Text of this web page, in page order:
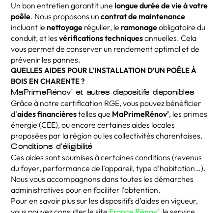
Un bon entretien garantit une longue durée de vie à votre
poêle. Nous proposons uncontrat de maintenance
incluant le nettoyage régulier, le ramonageobligatoire du
conduit, et lesvérifications techniquesannuelles. Cela
vous permet de conserver un rendement optimal et de
prévenir les pannes.
QUELLES AIDES POUR L’INSTALLATION D’UN POÊLE À
BOIS EN CHARENTE ?
MaPrimeRénov’ et autres dispositifs disponibles
Grâce à notre certification RGE, vous pouvez bénéficier
d’aides financièrestelles que MaPrimeRénov’, les primes
énergie (CEE), ou encore certaines aides locales
proposées par la région ou les collectivités charentaises.
Conditions d’éligibilité
Ces aides sont soumises à certaines conditions (revenus
du foyer, performance de l’appareil, type d’habitation…).
Nous vous accompagnons dans toutes les démarches
administratives pour en faciliter l’obtention.
Pour en savoir plus sur les dispositifs d’aides en vigueur,